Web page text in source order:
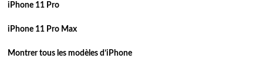
iPhone 11 Pro
iPhone 11 Pro Max
Montrer tous les modèles d’iPhone